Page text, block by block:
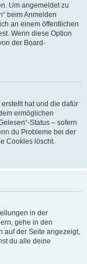
Um angemeldet zu
beim Anmelden
an einem öffentlichen
Wenn diese Option
der Board-
hat und die dafür
ermöglichen
Status – sofern
du Probleme bei der
Cookies löscht.
in der
gehe in den
auf der Seite angezeigt,
du alle deine